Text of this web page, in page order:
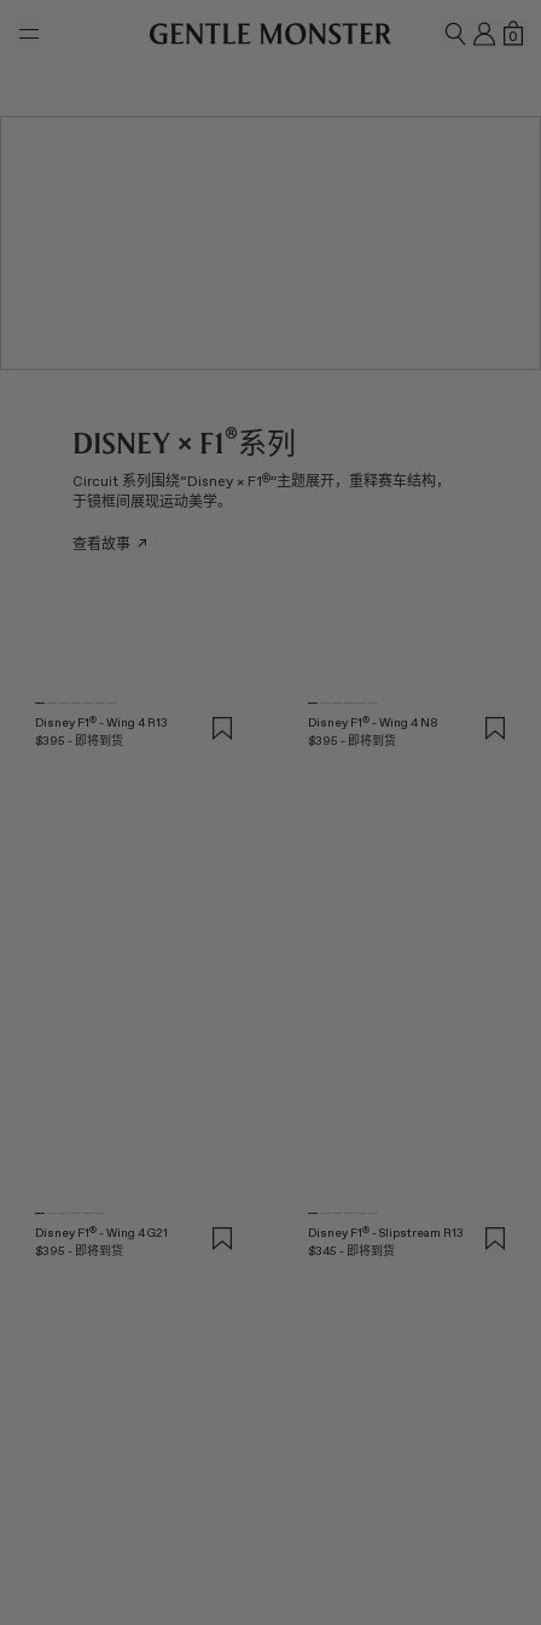
搜索
我的购
0
Disney × F1®系列
Circuit 系列围绕“Disney × F1®”主题展开，重释赛车结构，
于镜框间展现运动美学。
查看故事 ↗
Disney F1®- Wing 4 R13
$395 - 即将到货
Disney F1®- Wing 4 N8
$395 - 即将到货
Disney F1®- Wing 4 G21
$395 - 即将到货
Disney F1®- Slipstream R13
$345 - 即将到货